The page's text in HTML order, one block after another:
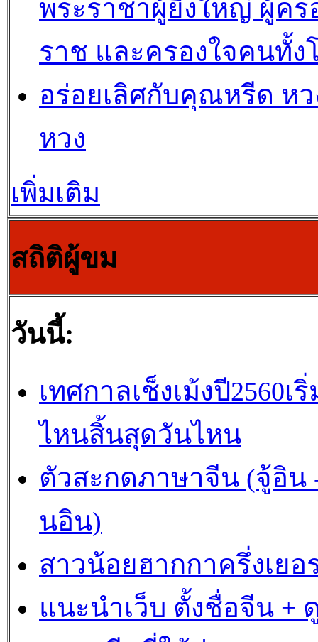
พระราชาผู้ยิ่งใหญ่ ผู้คร
ราช และครองใจคนทั้ง
อร่อยเลิศกับคุณหรีด หว
หวง
เพิ่มเติม
สถิติผู้ขม
วันนี้:
เทศกาลเช็งเม้งปี2560เ
ไหนสิ้นสุดวันไหน
ตัวสะกดภาษาจีน (จู้อิน
นอิน)
สาวน้อยฮากกาครึ่งเยอ
แนะนำเว็บ ตั้งชื่อจีน +